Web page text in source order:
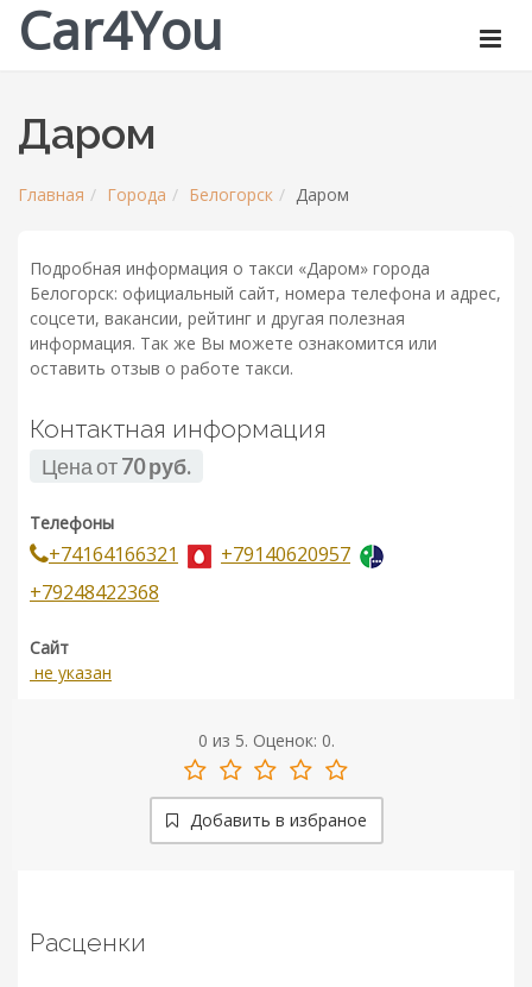
Car4You
Даром
Главная Города Белогорск Даром
Подробная информация о такси «Даром» города
Белогорск: официальный сайт, номера телефона и адрес,
соцсети, вакансии, рейтинг и другая полезная
информация. Так же Вы можете ознакомится или
оставить отзыв о работе такси.
Контактная информация
Цена от70 руб.
Телефоны
+74164166321
+79140620957
+79248422368
Сайт
не указан
0 из 5. Оценок: 0.
Добавить в избраное
Расценки